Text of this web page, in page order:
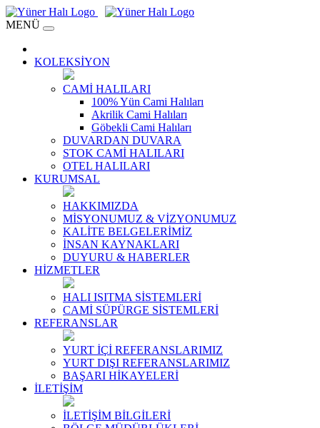
MENÜ
KOLEKSİYON
CAMİ HALILARI
100% Yün Cami Halıları
Akrilik Cami Halıları
Göbekli Cami Halıları
DUVARDAN DUVARA
STOK CAMİ HALILARI
OTEL HALILARI
KURUMSAL
HAKKIMIZDA
MİSYONUMUZ & VİZYONUMUZ
KALİTE BELGELERİMİZ
İNSAN KAYNAKLARI
DUYURU & HABERLER
HİZMETLER
HALI ISITMA SİSTEMLERİ
CAMİ SÜPÜRGE SİSTEMLERİ
REFERANSLAR
YURT İÇİ REFERANSLARIMIZ
YURT DIŞI REFERANSLARIMIZ
BAŞARI HİKAYELERİ
İLETİŞİM
İLETİŞİM BİLGİLERİ